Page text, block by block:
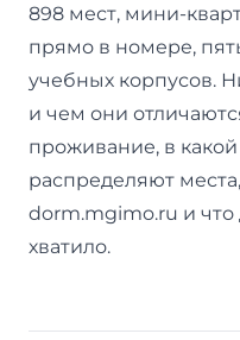
898 мест, мини-
прямо в номере,
учебных корпусов.
и чем они
проживание, в
распределяют
dorm.mgimo.ru и что
хватило.